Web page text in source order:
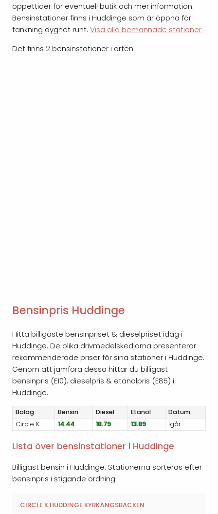
öppettider för eventuell butik och mer information.
Bensinstationer finns i Huddinge som är öppna för
tankning dygnet runt. Visa alla bemannade stationer
Det finns 2 bensinstationer i orten.
Bensinpris Huddinge
Hitta billigaste bensinpriset & dieselpriset idag i
Huddinge. De olika drivmedelskedjorna presenterar
rekommenderade priser för sina stationer i Huddinge.
Genom att jämföra dessa hittar du billigast
bensinpris (E10), dieselpris & etanolpris (E85) i
Huddinge.
Bolag Bensin Diesel Etanol
Datum
Circle K
14.44 18.79 13.89 Igår
Lista över bensinstationer i Huddinge
Billigast bensin i Huddinge. Stationerna sorteras efter
bensinpris i stigande ordning:
CIRCLE K HUDDINGE KYRKÄNGSBACKEN